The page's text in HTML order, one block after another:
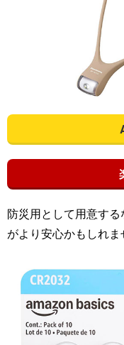
防災用として用意す
がより安心かもしれま